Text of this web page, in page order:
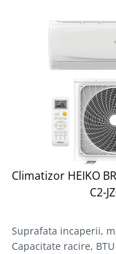
Climatizor HEIKO
С2-
Suprafata incaperii,
Capacitate racire, BTU